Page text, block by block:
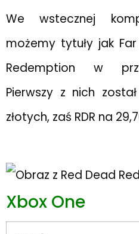
We wstecznej
możemy tytuły jak
Redemption w
Pierwszy z nich
złotych, zaś RDR na
Xbox One